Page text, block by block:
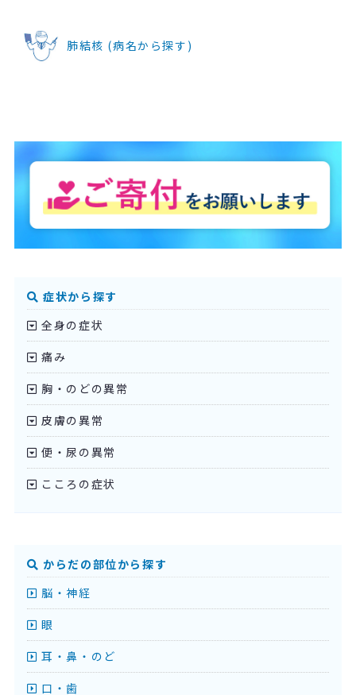
肺結核 (病名から探す)
症状から探す
全身の症状
痛み
胸・のどの異常
皮膚の異常
便・尿の異常
こころの症状
からだの部位から探す
脳・神経
眼
耳・鼻・のど
口・歯